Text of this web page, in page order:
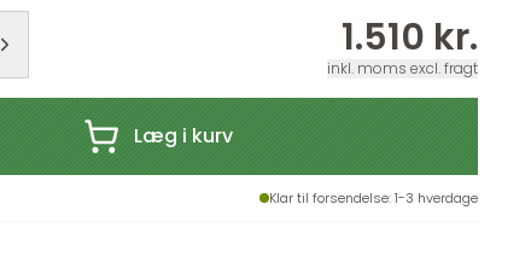
1.510 kr.
inkl. moms excl. fragt
Læg i kurv
Klar til forsendelse: 1-3 hverdage